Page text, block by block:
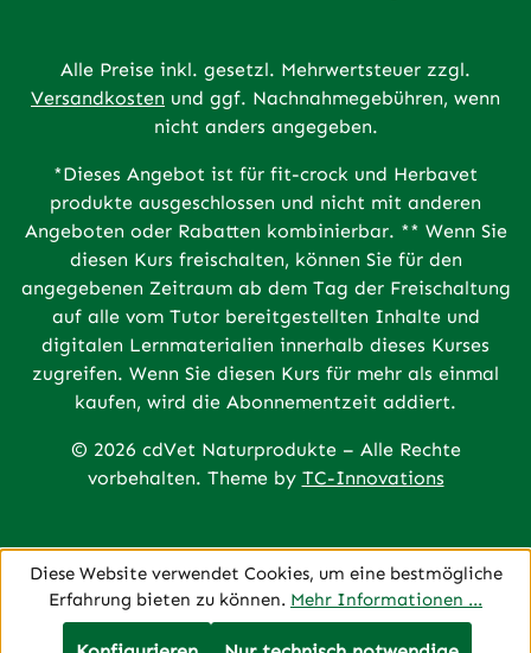
Alle Preise inkl. gesetzl. Mehrwertsteuer zzgl.
Versandkosten und ggf. Nachnahmegebühren, wenn
nicht anders angegeben.
*Dieses Angebot ist für fit-crock und Herbavet
produkte ausgeschlossen und nicht mit anderen
Angeboten oder Rabatten kombinierbar. ** Wenn Sie
diesen Kurs freischalten, können Sie für den
angegebenen Zeitraum ab dem Tag der Freischaltung
auf alle vom Tutor bereitgestellten Inhalte und
digitalen Lernmaterialien innerhalb dieses Kurses
zugreifen. Wenn Sie diesen Kurs für mehr als einmal
kaufen, wird die Abonnementzeit addiert.
© 2026 cdVet Naturprodukte – Alle Rechte
vorbehalten. Theme by TC-Innovations
Diese Website verwendet Cookies, um eine bestmögliche
Erfahrung bieten zu können. Mehr Informationen ...